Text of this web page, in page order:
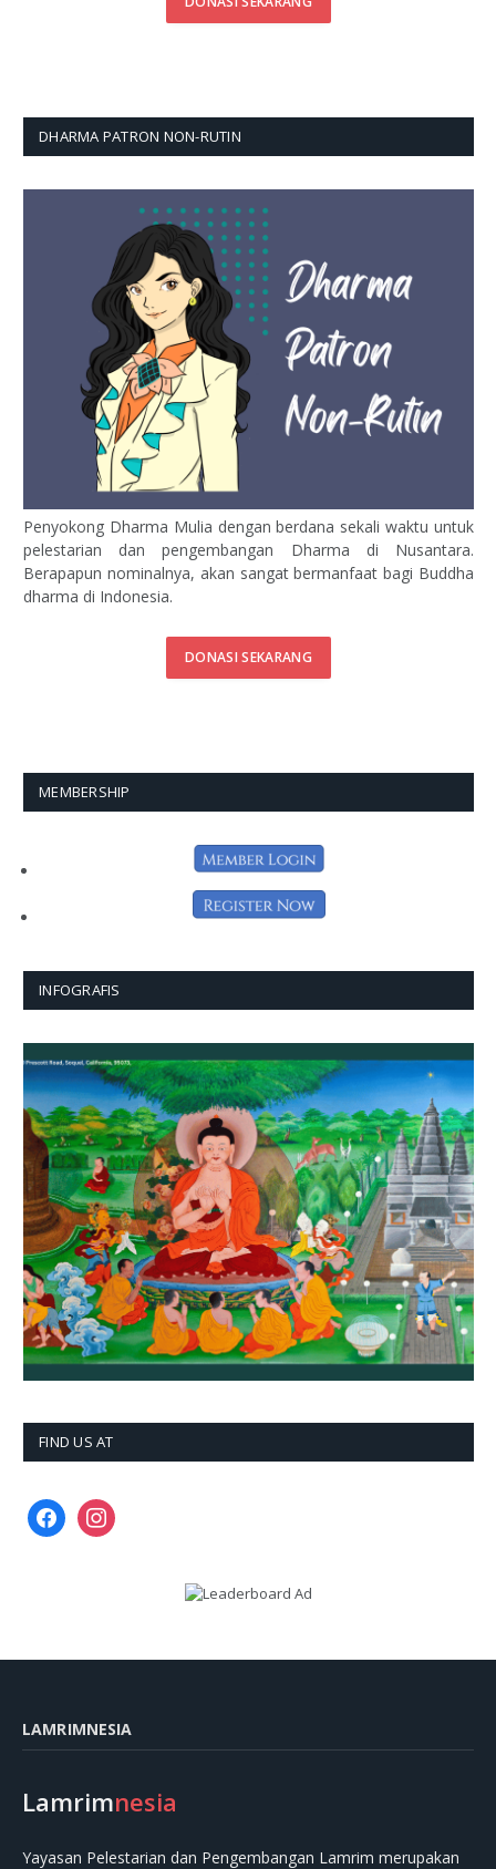
DHARMA PATRON NON-RUTIN
Penyokong Dharma Mulia dengan berdana sekali waktu untuk
pelestarian dan pengembangan Dharma di Nusantara.
Berapapun nominalnya, akan sangat bermanfaat bagi Buddha
dharma di Indonesia.
DONASI SEKARANG
MEMBERSHIP
INFOGRAFIS
FIND US AT
facebookinstagram
LAMRIMNESIA
Lamrimnesia
Yayasan Pelestarian dan Pengembangan Lamrim merupakan